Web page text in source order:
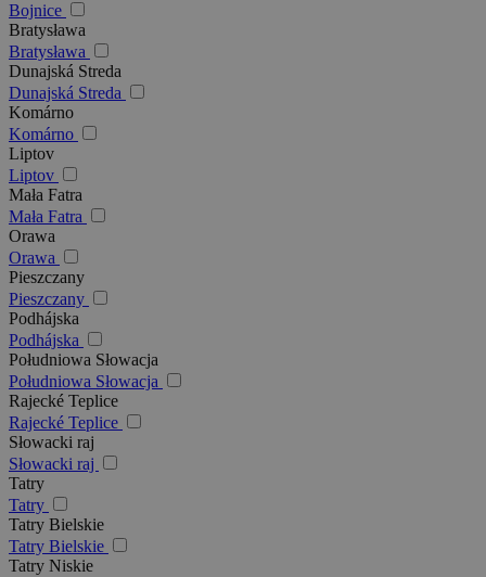
Bojnice
Bratysława
Bratysława
Dunajská Streda
Dunajská Streda
Komárno
Komárno
Liptov
Liptov
Mała Fatra
Mała Fatra
Orawa
Orawa
Pieszczany
Pieszczany
Podhájska
Podhájska
Południowa Słowacja
Południowa Słowacja
Rajecké Teplice
Rajecké Teplice
Słowacki raj
Słowacki raj
Tatry
Tatry
Tatry Bielskie
Tatry Bielskie
Tatry Niskie